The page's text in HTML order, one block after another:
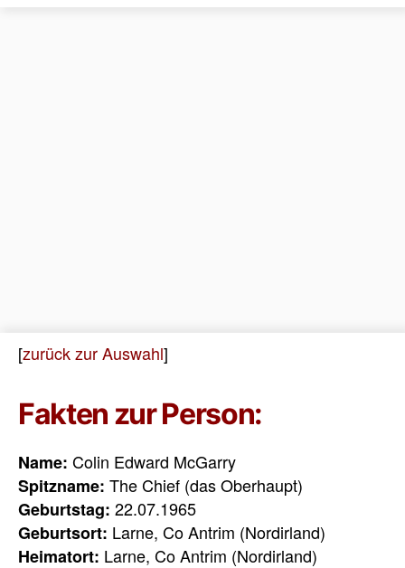
[zurück zur Auswahl]
Fakten zur Person:
Name: Colin Edward McGarry
Spitzname: The Chief (das Oberhaupt)
Geburtstag: 22.07.1965
Geburtsort: Larne, Co Antrim (Nordirland)
Heimatort: Larne, Co Antrim (Nordirland)